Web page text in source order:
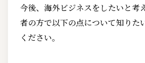
今後、海外ビジネスをしたいと考
者の方で以下の点について知りた
ください。